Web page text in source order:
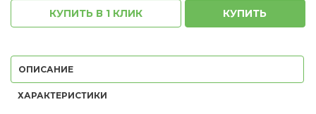
КУПИТЬ В 1 КЛИК КУПИТЬ
ОПИСАНИЕ
ХАРАКТЕРИСТИКИ